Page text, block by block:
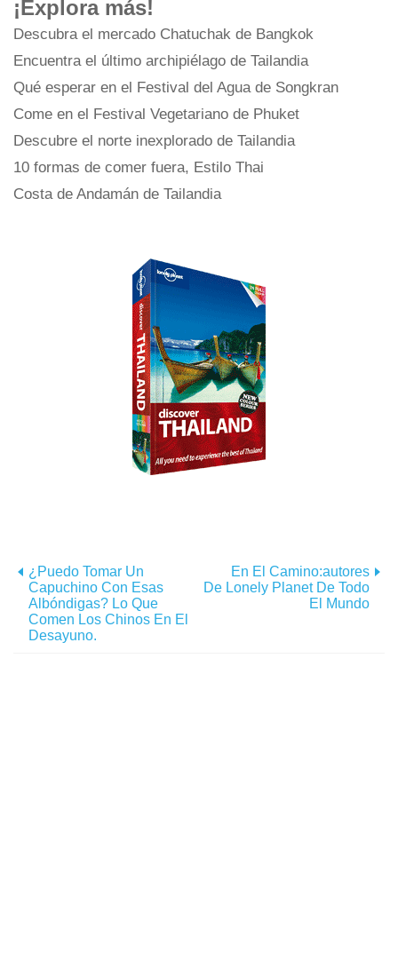
¡Explora más!
Descubra el mercado Chatuchak de Bangkok
Encuentra el último archipiélago de Tailandia
Qué esperar en el Festival del Agua de Songkran
Come en el Festival Vegetariano de Phuket
Descubre el norte inexplorado de Tailandia
10 formas de comer fuera, Estilo Thai
Costa de Andamán de Tailandia
¿Puedo Tomar Un
Capuchino Con Esas
Albóndigas? Lo Que
Comen Los Chinos En El
Desayuno.
En El Camino:autores
De Lonely Planet De Todo
El Mundo